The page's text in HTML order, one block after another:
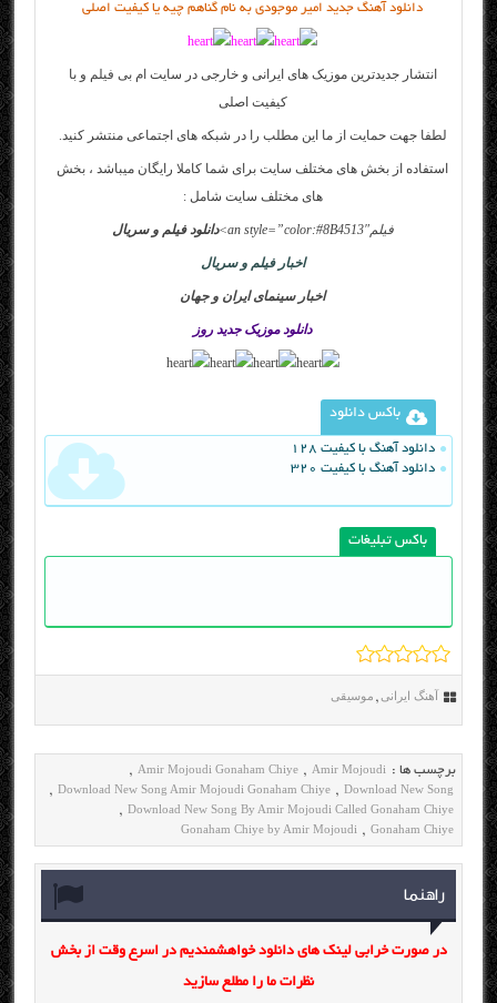
دانلود آهنگ جدید امیر موجودی به نام گناهم چیه یا کیفیت اصلی
انتشار جدیدترین موزیک های ایرانی و خارجی در سایت ام بی فیلم و با
کیفیت اصلی
لطفا جهت حمایت از ما این مطلب را در شبکه های اجتماعی منتشر کنید.
استفاده از بخش های مختلف سایت برای شما کاملا رایگان میباشد ، بخش
های مختلف سایت شامل :
فیلمan style=”color:#8B4513″> دانلود فیلم و سریال
اخبار فیلم و سریال
اخبار سینمای ایران و جهان
دانلود موزیک جدید روز
باکس دانلود
دانلود آهنگ با کیفیت 128
دانلود آهنگ با کیفیت 320
باکس تبلیغات
آهنگ ایرانی, موسیقی
برچسب ها : Amir Mojoudi
,
Amir Mojoudi Gonaham Chiye
,
Download New Song
,
Download New Song Amir Mojoudi Gonaham Chiye
,
Download New Song By Amir Mojoudi Called Gonaham Chiye
,
Gonaham Chiye
,
Gonaham Chiye by Amir Mojoudi
راهنما
در صورت خرابی لینک های دانلود خواهشمندیم در اسرع وقت از بخش
نظرات ما را مطلع سازید